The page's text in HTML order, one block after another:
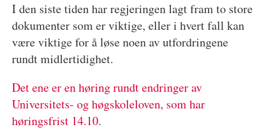
I den siste tiden har regjeringen lagt fram to store
dokumenter som er viktige, eller i hvert fall kan
være viktige for å løse noen av utfordringene
rundt midlertidighet.
Det ene er en høring rundt endringer av
Universitets- og høgskoleloven, som har
høringsfrist 14.10.